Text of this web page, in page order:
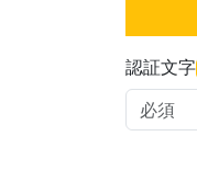
認証文字